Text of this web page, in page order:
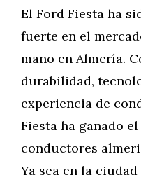
El Ford Fiesta ha
fuerte en el
mano en Almería.
durabilidad,
experiencia de
Fiesta ha ganado
conductores
Ya sea en la